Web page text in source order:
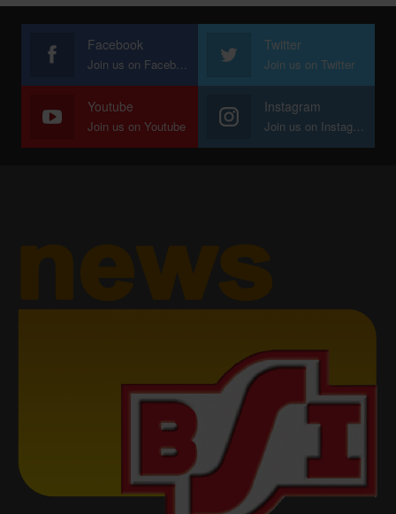
Facebook
Join us on Facebook
Twitter
Join us on Twitter
Youtube
Join us on Youtube
Instagram
Join us on Instagram